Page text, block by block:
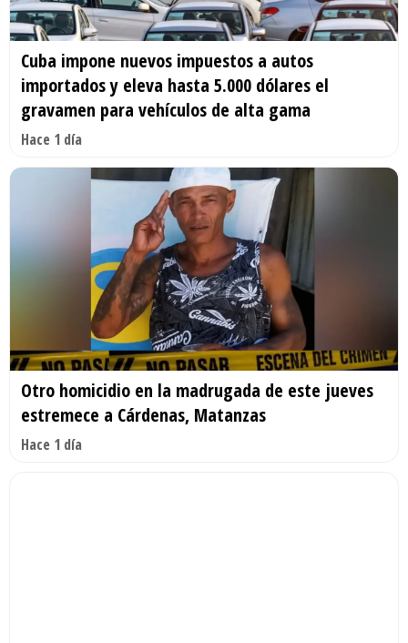
Cuba impone nuevos impuestos a autos
importados y eleva hasta 5.000 dólares el
gravamen para vehículos de alta gama
Hace 1 día
Otro homicidio en la madrugada de este jueves
estremece a Cárdenas, Matanzas
Hace 1 día